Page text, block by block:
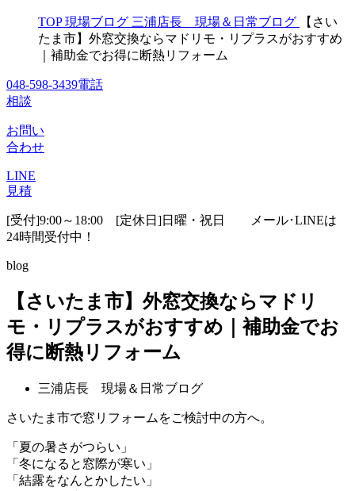
TOP 現場ブログ 三浦店長 現場＆日常ブログ
【さい
たま市】外窓交換ならマドリモ・リプラスがおすすめ
｜補助金でお得に断熱リフォーム
048-598-3439電話
相談
お問い
合わせ
LINE
見積
[受付]9:00～18:00 [定休日]日曜・祝日
メール･LINEは
24時間受付中！
blog
【さいたま市】外窓交換ならマドリ
モ・リプラスがおすすめ｜補助金でお
得に断熱リフォーム
三浦店長 現場＆日常ブログ
さいたま市で窓リフォームをご検討中の方へ。
「夏の暑さがつらい」
「冬になると窓際が寒い」
「結露をなんとかしたい」